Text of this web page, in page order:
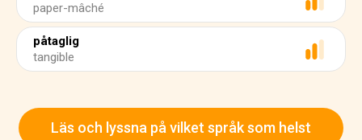
paper-mâché
påtaglig
tangible
Läs och lyssna på vilket språk som helst